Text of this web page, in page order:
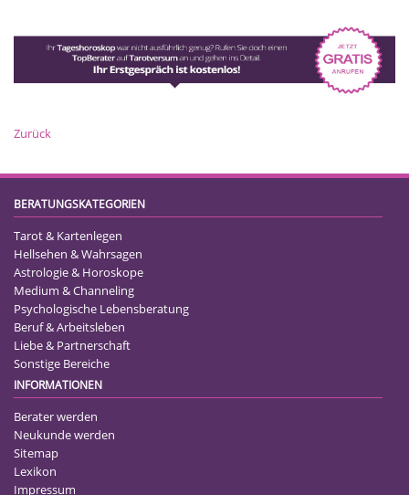
Zurück
BERATUNGSKATEGORIEN
Tarot & Kartenlegen
Hellsehen & Wahrsagen
Astrologie & Horoskope
Medium & Channeling
Psychologische Lebensberatung
Beruf & Arbeitsleben
Liebe & Partnerschaft
Sonstige Bereiche
INFORMATIONEN
Berater werden
Neukunde werden
Sitemap
Lexikon
Impressum